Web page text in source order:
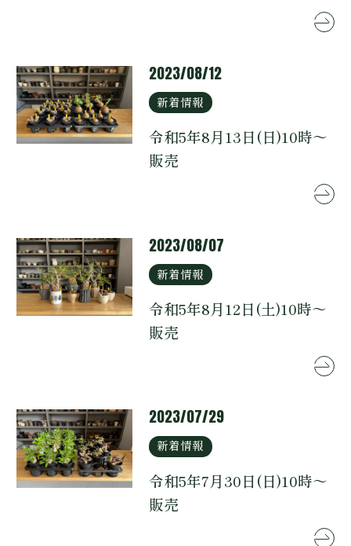
2023/08/12
新着情報
令和5年8月13日(日)10時～
販売
2023/08/07
新着情報
令和5年8月12日(土)10時～
販売
2023/07/29
新着情報
令和5年7月30日(日)10時～
販売